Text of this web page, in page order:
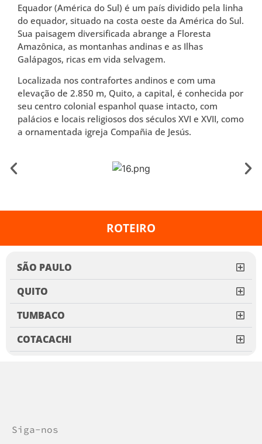
Equador (América do Sul) é um país dividido pela linha
do equador, situado na costa oeste da América do Sul.
Sua paisagem diversificada abrange a Floresta
Amazônica, as montanhas andinas e as Ilhas
Galápagos, ricas em vida selvagem.
Localizada nos contrafortes andinos e com uma
elevação de 2.850 m, Quito, a capital, é conhecida por
seu centro colonial espanhol quase intacto, com
palácios e locais religiosos dos séculos XVI e XVII, como
a ornamentada igreja Compañia de Jesús.
ROTEIRO
SÃO PAULO
QUITO
TUMBACO
COTACACHI
Siga-nos